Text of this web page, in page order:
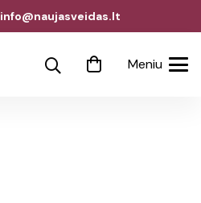
info@naujasveidas.lt
Meniu